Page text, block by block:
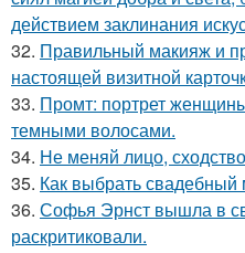
действием заклинания
32. Правильный макияж и
настоящей визитной
33. Промт: портрет
темными волосами.
34. Не меняй лицо,
35. Как выбрать свадебный
36. Софья Эрнст вышла в
раскритиковали.